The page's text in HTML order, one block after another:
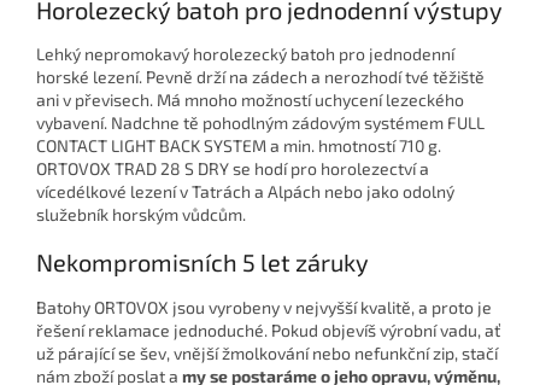
Horolezecký batoh pro jednodenní výstupy
Lehký nepromokavý horolezecký batoh pro jednodenní
horské lezení. Pevně drží na zádech a nerozhodí tvé těžiště
ani v převisech. Má mnoho možností uchycení lezeckého
vybavení. Nadchne tě pohodlným zádovým systémem FULL
CONTACT LIGHT BACK SYSTEM a min. hmotností 710 g.
ORTOVOX TRAD 28 S DRY se hodí pro horolezectví a
vícedélkové lezení v Tatrách a Alpách nebo jako odolný
služebník horským vůdcům.
Nekompromisních 5 let záruky
Batohy ORTOVOX jsou vyrobeny v nejvyšší kvalitě, a proto je
řešení reklamace jednoduché. Pokud objevíš výrobní vadu, ať
už párající se šev, vnější žmolkování nebo nefunkční zip, stačí
nám zboží poslat a my se postaráme o jeho opravu, výměnu,